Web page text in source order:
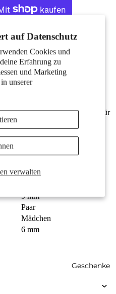
auf Datenschutz
Cookies und
Erfahrung zu
und Marketing
unserer
verwalten
Geschenke
Bezahlmöglichkeiten
925
Silber, liebevoll gestaltet als
die das Meer und seine
bequem und ein
Tag. Ein idealer Schmuck für
112531
rhodiniert
9 mm
Paar
Mädchen
6 mm